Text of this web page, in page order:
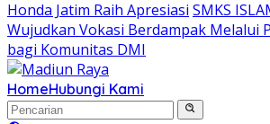
Honda Jatim Raih Apresiasi SMKS
Wujudkan Vokasi Berdampak Melalui
bagi Komunitas DMI
HomeHubungi Kami